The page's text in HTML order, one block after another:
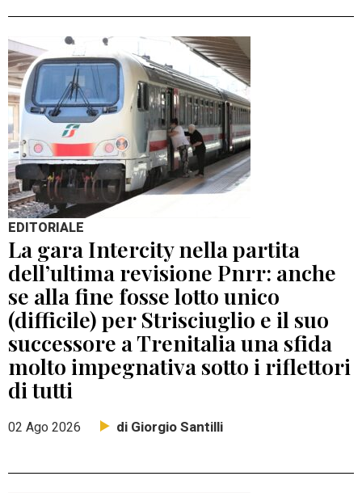
EDITORIALE
La gara Intercity nella partita
dell’ultima revisione Pnrr: anche
se alla fine fosse lotto unico
(difficile) per Strisciuglio e il suo
successore a Trenitalia una sfida
molto impegnativa sotto i riflettori
di tutti
02 Ago 2026 di Giorgio Santilli